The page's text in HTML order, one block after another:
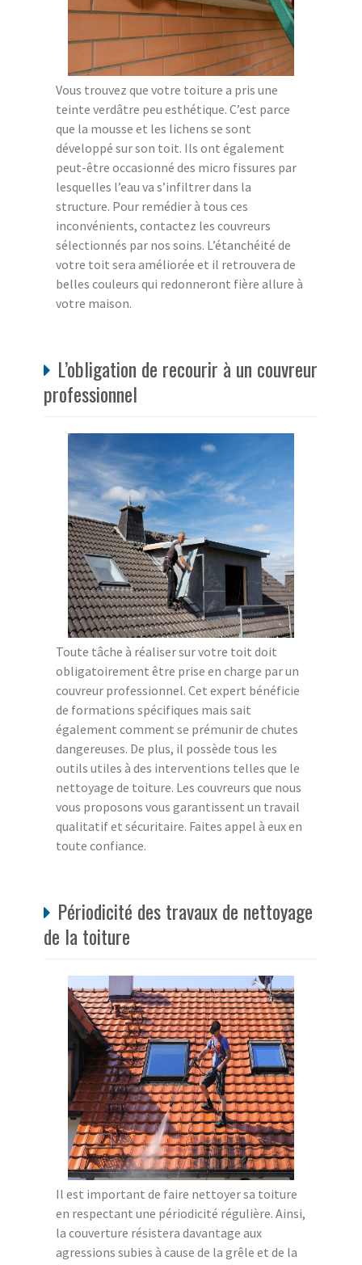
Vous trouvez que votre toiture a pris une
teinte verdâtre peu esthétique. C’est parce
que la mousse et les lichens se sont
développé sur son toit. Ils ont également
peut-être occasionné des micro fissures par
lesquelles l’eau va s’infiltrer dans la
structure. Pour remédier à tous ces
inconvénients, contactez les couvreurs
sélectionnés par nos soins. L’étanchéité de
votre toit sera améliorée et il retrouvera de
belles couleurs qui redonneront fière allure à
votre maison.
L’obligation de recourir à un couvreur
professionnel
Toute tâche à réaliser sur votre toit doit
obligatoirement être prise en charge par un
couvreur professionnel. Cet expert bénéficie
de formations spécifiques mais sait
également comment se prémunir de chutes
dangereuses. De plus, il possède tous les
outils utiles à des interventions telles que le
nettoyage de toiture. Les couvreurs que nous
vous proposons vous garantissent un travail
qualitatif et sécuritaire. Faites appel à eux en
toute confiance.
Périodicité des travaux de nettoyage
de la toiture
Il est important de faire nettoyer sa toiture
en respectant une périodicité régulière. Ainsi,
la couverture résistera davantage aux
agressions subies à cause de la grêle et de la